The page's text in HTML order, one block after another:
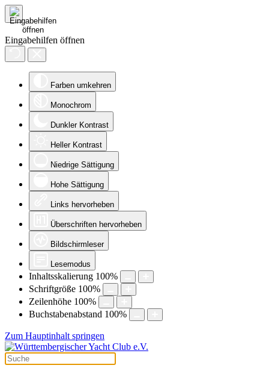
Eingabehilfen öffnen
Farben umkehren
Monochrom
Dunkler Kontrast
Heller Kontrast
Niedrige Sättigung
Hohe Sättigung
Links hervorheben
Überschriften hervorheben
Bildschirmleser
Lesemodus
Inhaltsskalierung 100%
Schriftgröße 100%
Zeilenhöhe 100%
Buchstabenabstand 100%
Zum Hauptinhalt springen